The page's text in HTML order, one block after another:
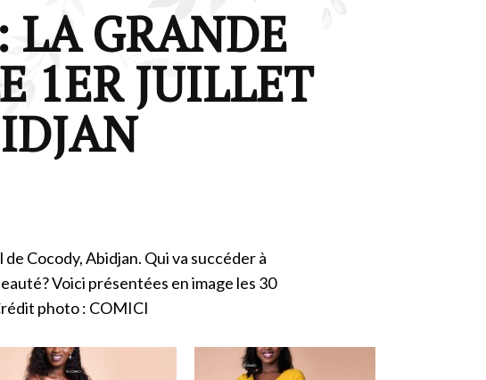
LA GRANDE
1ER JUILLET
Cocody, Abidjan. Qui va succéder à
Voici présentées en image les 30
photo : COMICI